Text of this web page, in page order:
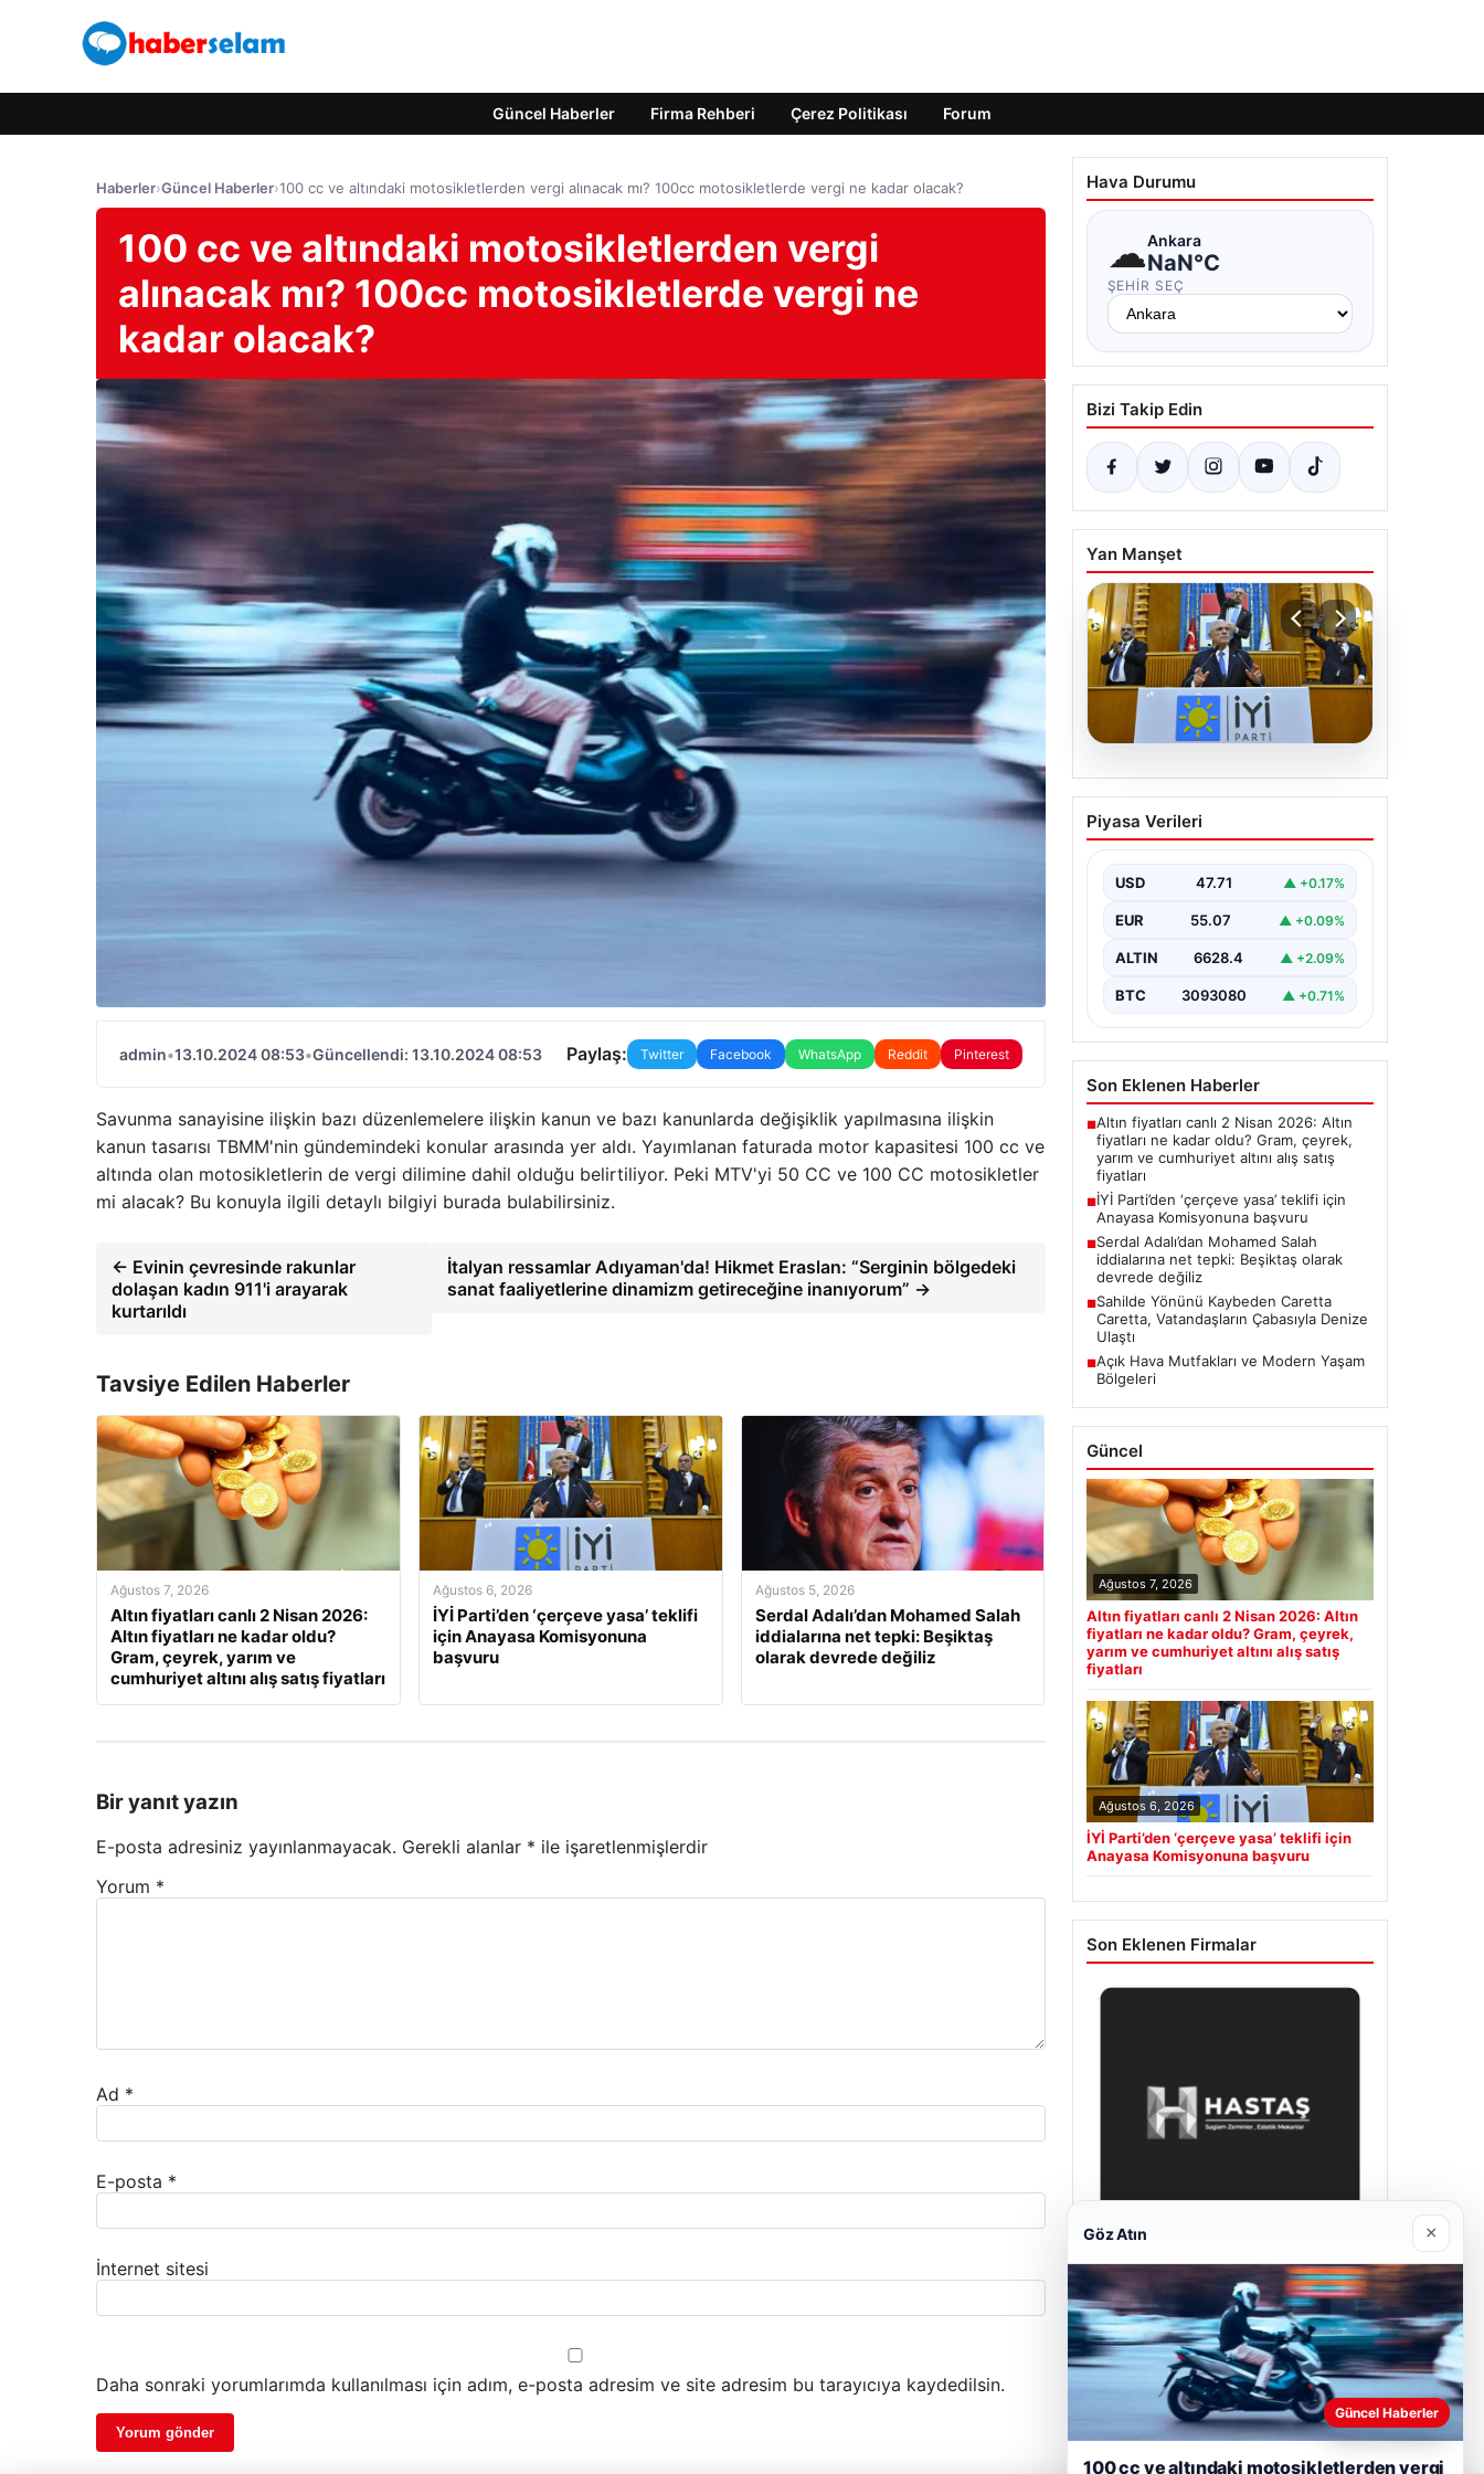
Güncel Haberler Firma Rehberi Çerez Politikası Forum
Haberler›Güncel Haberler›100 cc ve altındaki motosikletlerden vergi alınacak mı? 100cc motosikletlerde vergi ne kadar olacak?
100 cc ve altındaki motosikletlerden vergi
alınacak mı? 100cc motosikletlerde vergi ne
kadar olacak?
admin•13.10.2024 08:53•Güncellendi: 13.10.2024 08:53 Paylaş: Twitter Facebook WhatsApp Reddit Pinterest
Savunma sanayisine ilişkin bazı düzenlemelere ilişkin kanun ve bazı kanunlarda değişiklik yapılmasına ilişkin
kanun tasarısı TBMM'nin gündemindeki konular arasında yer aldı. Yayımlanan faturada motor kapasitesi 100 cc ve
altında olan motosikletlerin de vergi dilimine dahil olduğu belirtiliyor. Peki MTV'yi 50 CC ve 100 CC motosikletler
mi alacak? Bu konuyla ilgili detaylı bilgiyi burada bulabilirsiniz.
← Evinin çevresinde rakunlar
dolaşan kadın 911'i arayarak
kurtarıldı
İtalyan ressamlar Adıyaman'da! Hikmet Eraslan: “Serginin bölgedeki
sanat faaliyetlerine dinamizm getireceğine inanıyorum” →
Tavsiye Edilen Haberler
Ağustos 7, 2026
Altın fiyatları canlı 2 Nisan 2026:
Altın fiyatları ne kadar oldu?
Gram, çeyrek, yarım ve
cumhuriyet altını alış satış fiyatları
Ağustos 6, 2026
İYİ Parti’den ‘çerçeve yasa’ teklifi
için Anayasa Komisyonuna
başvuru
Ağustos 5, 2026
Serdal Adalı’dan Mohamed Salah
iddialarına net tepki: Beşiktaş
olarak devrede değiliz
Bir yanıt yazın
E-posta adresiniz yayınlanmayacak. Gerekli alanlar * ile işaretlenmişlerdir
Yorum *
Ad *
E-posta *
İnternet sitesi
Daha sonraki yorumlarımda kullanılması için adım, e-posta adresim ve site adresim bu tarayıcıya kaydedilsin.
Hava Durumu
☁Ankara
NaN°C
ŞEHIR SEÇ
Bizi Takip Edin
Yan Manşet
06.08.2026
İYİ Parti’den ‘çerçeve
yasa’ teklifi için Anayasa
Piyasa Verileri
USD 47.71 ▲ +0.17%
EUR 55.07 ▲ +0.09%
ALTIN 6628.4 ▲ +2.09%
BTC 3093080 ▲ +0.71%
Son Eklenen Haberler
■Altın fiyatları canlı 2 Nisan 2026: Altın
fiyatları ne kadar oldu? Gram, çeyrek,
yarım ve cumhuriyet altını alış satış
fiyatları
■İYİ Parti’den ‘çerçeve yasa’ teklifi için
Anayasa Komisyonuna başvuru
■Serdal Adalı’dan Mohamed Salah
iddialarına net tepki: Beşiktaş olarak
devrede değiliz
■Sahilde Yönünü Kaybeden Caretta
Caretta, Vatandaşların Çabasıyla Denize
Ulaştı
■Açık Hava Mutfakları ve Modern Yaşam
Bölgeleri
Güncel
Ağustos 7, 2026
Altın fiyatları canlı 2 Nisan 2026: Altın
fiyatları ne kadar oldu? Gram, çeyrek,
yarım ve cumhuriyet altını alış satış
fiyatları
Ağustos 6, 2026
İYİ Parti’den ‘çerçeve yasa’ teklifi için
Anayasa Komisyonuna başvuru
Son Eklenen Firmalar
Prenses Night Club
Nisan 29, 2026
Göz Atın ×
Güncel Haberler
100 cc ve altındaki motosikletlerden vergi